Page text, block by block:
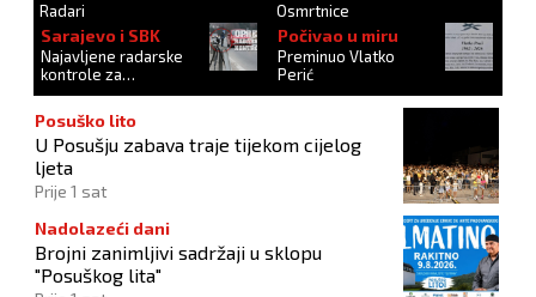
Radari
Sarajevo i SBK
Najavljene radarske
kontrole za
27.10.2024.
Osmrtnice
Počivao u miru
Preminuo Vlatko
Perić
Posuško lito
U Posušju zabava traje tijekom cijelog
ljeta
Prije 1 sat
Nadolazeći dani
Brojni zanimljivi sadržaji u sklopu
"Posuškog lita"